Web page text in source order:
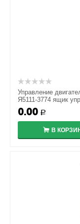
Управление
Я5111-3774 ящик
0.00 Р
В